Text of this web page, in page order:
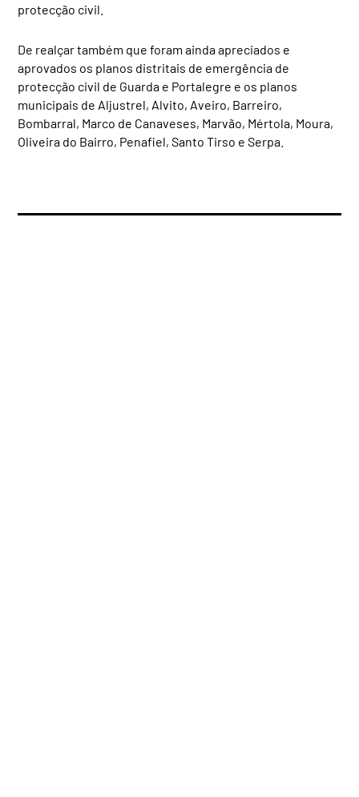
protecção civil.
De realçar também que foram ainda apreciados e
aprovados os planos distritais de emergência de
protecção civil de Guarda e Portalegre e os planos
municipais de Aljustrel, Alvito, Aveiro, Barreiro,
Bombarral, Marco de Canaveses, Marvão, Mértola, Moura,
Oliveira do Bairro, Penafiel, Santo Tirso e Serpa.